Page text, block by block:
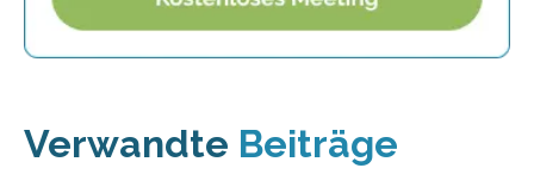
Verwandte Beiträge